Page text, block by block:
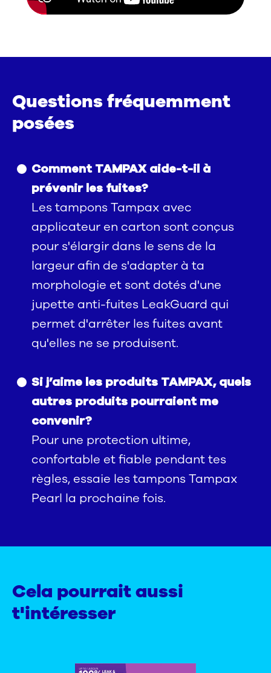
Questions fréquemment
posées
Comment TAMPAX aide-t-il à
prévenir les fuites?
Les tampons Tampax avec
applicateur en carton sont conçus
pour s'élargir dans le sens de la
largeur afin de s'adapter à ta
morphologie et sont dotés d'une
jupette anti-fuites LeakGuard qui
permet d'arrêter les fuites avant
qu'elles ne se produisent.
Si j’aime les produits TAMPAX, quels
autres produits pourraient me
convenir?
Pour une protection ultime,
confortable et fiable pendant tes
règles, essaie les tampons Tampax
Pearl la prochaine fois.
Cela pourrait aussi
t'intéresser